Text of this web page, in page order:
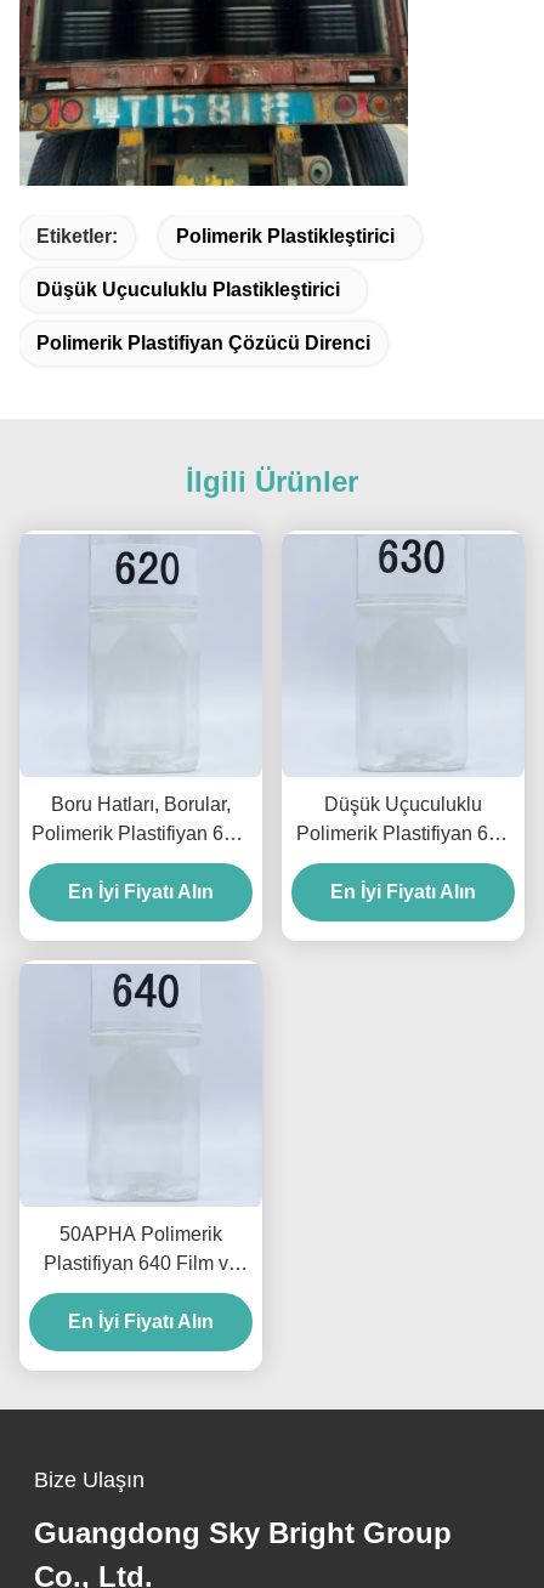
Etiketler: Polimerik Plastikleştirici
Düşük Uçuculuklu Plastikleştirici
Polimerik Plastifiyan Çözücü Direnci
İlgili Ürünler
Boru Hatları, Borular,
Polimerik Plastifiyan 620,
Bantlar ve Kablolar İçin
Ekstraksiyona Dayanıklı
En İyi Fiyatı Alın
Düşük Uçuculuklu
Polimerik Plastifiyan 630
Yağ Direnci Filmler ve
Teller İçin
En İyi Fiyatı Alın
50APHA Polimerik
Plastifiyan 640 Film ve
Levhalar İçin Yüksek
Plastifiyan Özellikli Ftalat
İçermeyen Plastifiyanlar
En İyi Fiyatı Alın
Bize Ulaşın
Guangdong Sky Bright Group
Co., Ltd.